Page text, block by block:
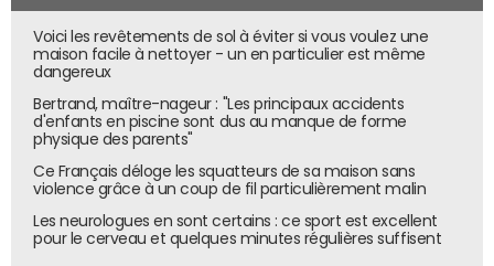
Voici les revêtements de sol à éviter si vous voulez une
maison facile à nettoyer - un en particulier est même
dangereux
Bertrand, maître-nageur : "Les principaux accidents
d'enfants en piscine sont dus au manque de forme
physique des parents"
Ce Français déloge les squatteurs de sa maison sans
violence grâce à un coup de fil particulièrement malin
Les neurologues en sont certains : ce sport est excellent
pour le cerveau et quelques minutes régulières suffisent